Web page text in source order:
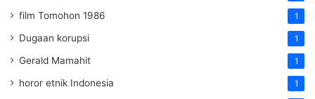
film Tomohon 1986 1
Dugaan korupsi 1
Gerald Mamahit 1
horor etnik Indonesia 1